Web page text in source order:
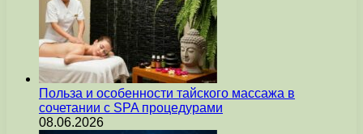
Польза и особенности тайского массажа в
сочетании с SPA процедурами
08.06.2026